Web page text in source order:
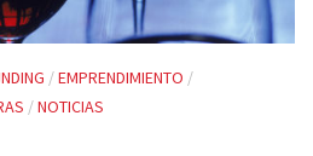
/EMPRENDIMIENTO /
/NOTICIAS